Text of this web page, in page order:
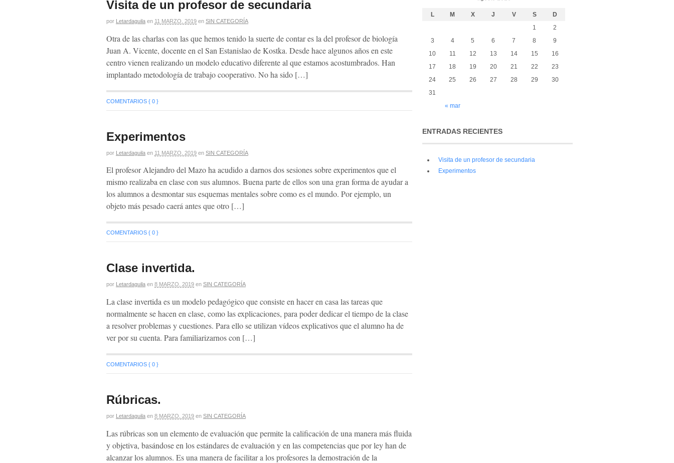
Visita de un profesor de secundaria
por Letardaguila en 11 MARZO, 2019 en SIN CATEGORÍA
Otra de las charlas con las que hemos tenido la suerte de contar es la del profesor de biología
Juan A. Vicente, docente en el San Estanislao de Kostka. Desde hace algunos años en este
centro vienen realizando un modelo educativo diferente al que estamos acostumbrados. Han
implantado metodología de trabajo cooperativo. No ha sido […]
COMENTARIOS { 0 }
Experimentos
por Letardaguila en 11 MARZO, 2019 en SIN CATEGORÍA
El profesor Alejandro del Mazo ha acudido a darnos dos sesiones sobre experimentos que el
mismo realizaba en clase con sus alumnos. Buena parte de ellos son una gran forma de ayudar a
los alumnos a desmontar sus esquemas mentales sobre como es el mundo. Por ejemplo, un
objeto más pesado caerá antes que otro […]
COMENTARIOS { 0 }
Clase invertida.
por Letardaguila en 8 MARZO, 2019 en SIN CATEGORÍA
La clase invertida es un modelo pedagógico que consiste en hacer en casa las tareas que
normalmente se hacen en clase, como las explicaciones, para poder dedicar el tiempo de la clase
a resolver problemas y cuestiones. Para ello se utilizan vídeos explicativos que el alumno ha de
ver por su cuenta. Para familiarizarnos con […]
COMENTARIOS { 0 }
Rúbricas.
por Letardaguila en 8 MARZO, 2019 en SIN CATEGORÍA
Las rúbricas son un elemento de evaluación que permite la calificación de una manera más fluida
y objetiva, basándose en los estándares de evaluación y en las competencias que por ley han de
alcanzar los alumnos. Es una manera de facilitar a los profesores la demostración de la
L M X J V S D
« mar
1
2
3
4 5 6 7 8
9
10
11 12 13 14 15
16
17
18 19 20 21 22
23
24
25 26 27 28 29
30
31
ENTRADAS RECIENTES
Visita de un profesor de secundaria
Experimentos